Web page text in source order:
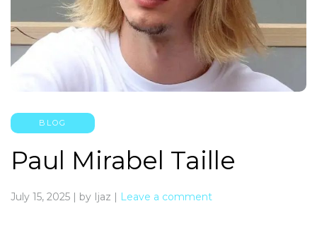
BLOG
Paul Mirabel Taille
July 15, 2025 | by Ijaz | Leave a comment